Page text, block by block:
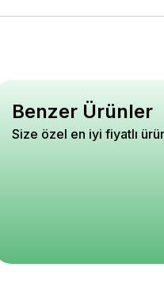
Benzer Ürünler
Size özel en iyi fiyatlı